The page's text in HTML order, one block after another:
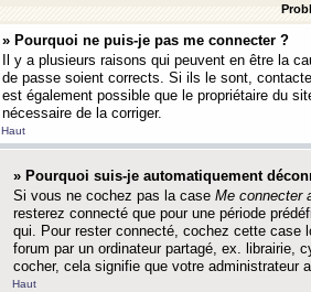
» Pourquoi ne puis-je pas me connecter ?
Il y a plusieurs raisons qui peuvent en être la
de passe soient corrects. Si ils le sont,
est également possible que le propriétaire du
nécessaire de la corriger.
Haut
» Pourquoi suis-je automatiquement
Si vous ne cochez pas la case Me connecter
resterez connecté que pour une période
qui. Pour rester connecté, cochez cette case
forum par un ordinateur partagé, ex. librairie,
cocher, cela signifie que votre administrateur
Haut